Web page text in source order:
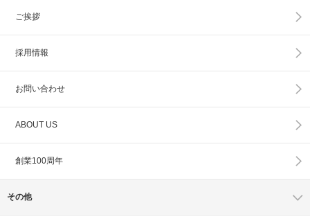
ご挨拶
採用情報
お問い合わせ
ABOUT US
創業100周年
その他